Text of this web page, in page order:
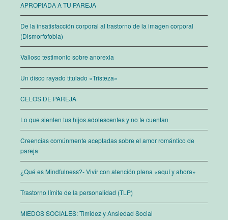
APROPIADA A TU PAREJA
De la insatisfacción corporal al trastorno de la imagen corporal
(Dismorfofobia)
Valioso testimonio sobre anorexia
Un disco rayado titulado «Tristeza»
CELOS DE PAREJA
Lo que sienten tus hijos adolescentes y no te cuentan
Creencias comúnmente aceptadas sobre el amor romántico de
pareja
¿Qué es Mindfulness?- Vivir con atención plena «aquí y ahora»
Trastorno límite de la personalidad (TLP)
MIEDOS SOCIALES: Timidez y Ansiedad Social